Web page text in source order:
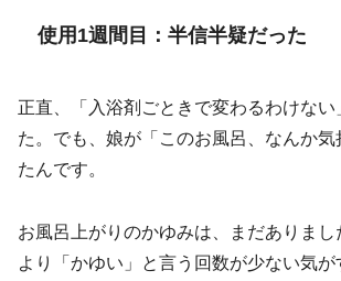
使用1週間目：半信半疑だった
正直、「入浴剤ごときで変わるわけない
た。でも、娘が「このお風呂、なんか気
たんです。
お風呂上がりのかゆみは、まだありまし
より「かゆい」と言う回数が少ない気